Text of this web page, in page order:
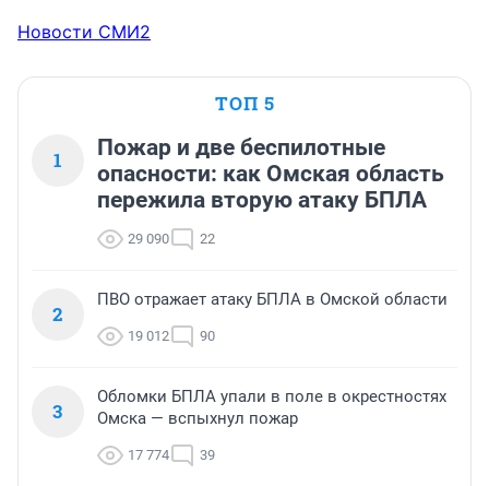
Новости СМИ2
ТОП 5
1
Пожар и две беспилотные
опасности: как Омская область
пережила вторую атаку БПЛА
29 090 22
2
ПВО отражает атаку БПЛА в Омской области
19 012 90
3
Обломки БПЛА упали в поле в окрестностях
Омска — вспыхнул пожар
17 774 39